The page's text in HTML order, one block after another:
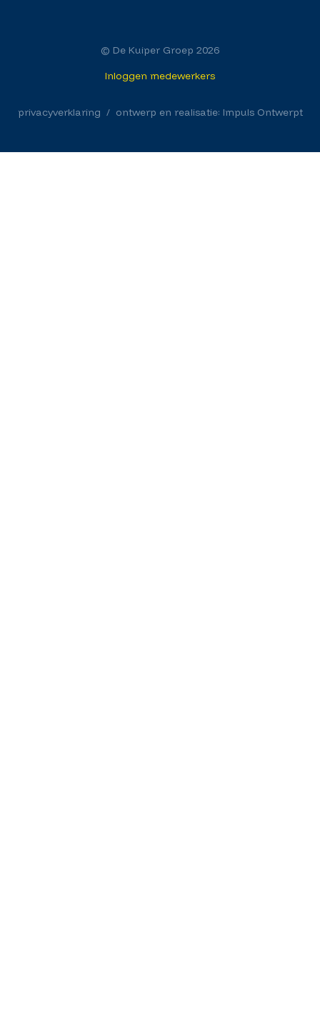
© De Kuiper Groep 2026
Inloggen medewerkers
privacyverklaring / ontwerp en realisatie: Impuls Ontwerpt